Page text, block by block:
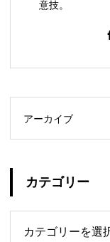
意技。
アーカイブ
カテゴリー